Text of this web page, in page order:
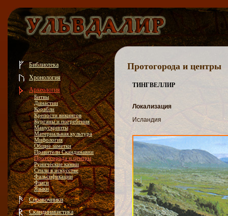
Библиотека
Хронология
Археология
Битвы
Династии
Корабли
Крепости викингов
Курганы и погребения
Манускрипты
Материальная культура
Мифология
Общие заметки
Правители Скандинавии
Протогорода и центры
Рунические камни
Стили в искусстве
Фальсификации
Флаги
Языки
Справочники
Скандинавистика
Протогорода и центры
ТИНГВЕЛЛИР
Локализация
Исландия